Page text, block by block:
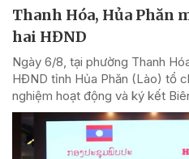
Thanh Hóa, Hủa Phăn
hai HĐND
Ngày 6/8, tại phường Thanh
HĐND tỉnh Hủa Phăn (Lào) tổ
nghiệm hoạt động và ký kết